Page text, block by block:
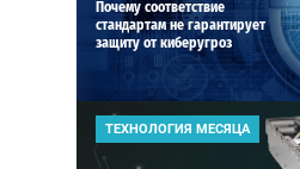
Почему соответствие
стандартам не гарантирует
защиту от киберугроз
ТЕХНОЛОГИЯ МЕСЯЦА